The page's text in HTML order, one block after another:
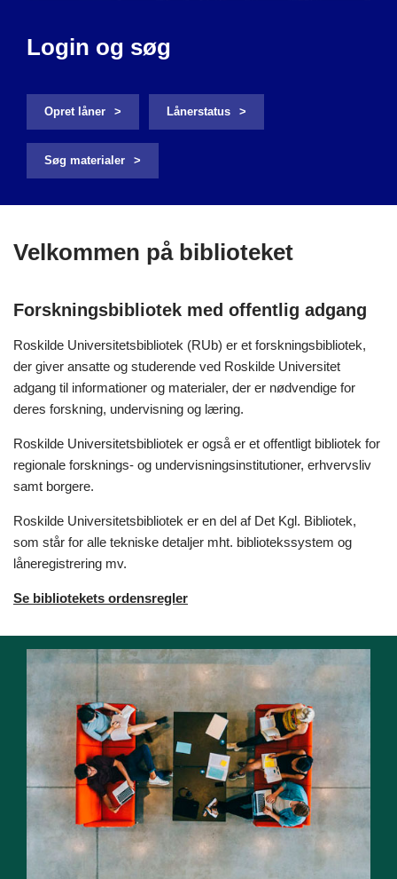
Login og søg
Opret låner Lånerstatus
Søg materialer
Velkommen på biblioteket
Forskningsbibliotek med offentlig adgang
Roskilde Universitetsbibliotek (RUb) er et forskningsbibliotek,
der giver ansatte og studerende ved Roskilde Universitet
adgang til informationer og materialer, der er nødvendige for
deres forskning, undervisning og læring.
Roskilde Universitetsbibliotek er også er et offentligt bibliotek for
regionale forsknings- og undervisningsinstitutioner, erhvervsliv
samt borgere.
Roskilde Universitetsbibliotek er en del af Det Kgl. Bibliotek,
som står for alle tekniske detaljer mht. bibliotekssystem og
låneregistrering mv.
Se bibliotekets ordensregler